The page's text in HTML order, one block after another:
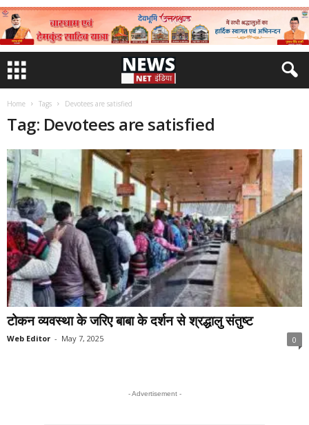
Home Tags Devotees are satisfied
Tag: Devotees are satisfied
टोकन व्यवस्था के जरिए बाबा के दर्शन से श्रद्धालु संतुष्ट
Web Editor - May 7, 2025 0
- Advertisement -